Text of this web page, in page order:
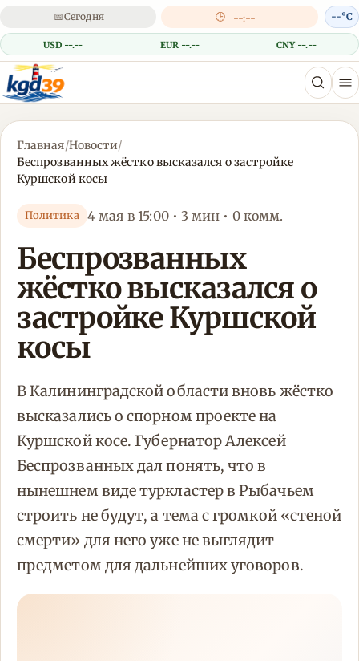
📅Сегодня 🕒 --:--
USD --.-- EUR --.-- CNY --.--
--°C
Главная/Новости/
Беспрозванных жёстко высказался о застройке
Куршской косы
Политика 4 мая в 15:00 • 3 мин • 0 комм.
Беспрозванных
жёстко высказался о
застройке Куршской
косы
В Калининградской области вновь жёстко
высказались о спорном проекте на
Куршской косе. Губернатор Алексей
Беспрозванных дал понять, что в
нынешнем виде туркластер в Рыбачьем
строить не будут, а тема с громкой «стеной
смерти» для него уже не выглядит
предметом для дальнейших уговоров.